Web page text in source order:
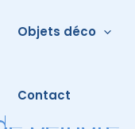
Objets déco
Contact